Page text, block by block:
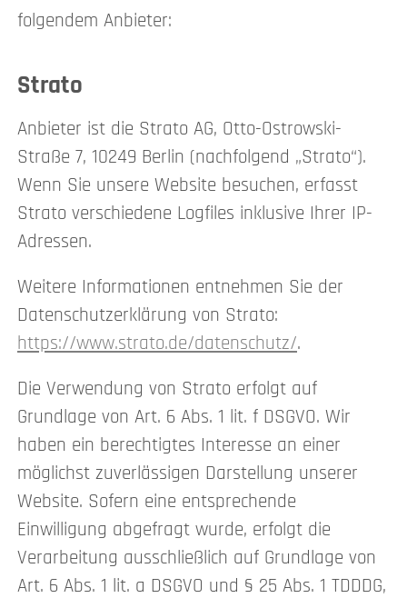
folgendem Anbieter:
Strato
Anbieter ist die Strato AG, Otto-Ostrowski-
Straße 7, 10249 Berlin (nachfolgend „Strato“).
Wenn Sie unsere Website besuchen, erfasst
Strato verschiedene Logfiles inklusive Ihrer IP-
Adressen.
Weitere Informationen entnehmen Sie der
Datenschutzerklärung von Strato:
https://www.strato.de/datenschutz/.
Die Verwendung von Strato erfolgt auf
Grundlage von Art. 6 Abs. 1 lit. f DSGVO. Wir
haben ein berechtigtes Interesse an einer
möglichst zuverlässigen Darstellung unserer
Website. Sofern eine entsprechende
Einwilligung abgefragt wurde, erfolgt die
Verarbeitung ausschließlich auf Grundlage von
Art. 6 Abs. 1 lit. a DSGVO und § 25 Abs. 1 TDDDG,